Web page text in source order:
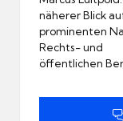
näherer Blick
prominenten
Rechts- und
öffentlichen